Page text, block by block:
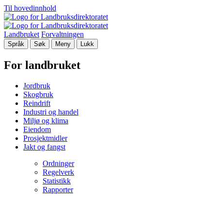
Til hovedinnhold
Landbruket Forvaltningen
Språk Søk Meny Lukk
For landbruket
Jordbruk
Skogbruk
Reindrift
Industri og handel
Miljø og klima
Eiendom
Prosjektmidler
Jakt og fangst
Ordninger
Regelverk
Statistikk
Rapporter